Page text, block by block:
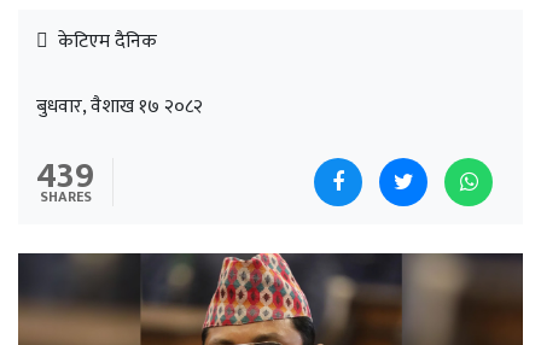
केटिएम दैनिक
बुधवार, वैशाख १७ २०८२
439
SHARES